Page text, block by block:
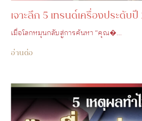
เจาะลึก 5 เทรนด์เครื่องประดับ
เมื่อโลกหมุนกลับสู่การค้นหา “คุณ�…
อ่านต่อ